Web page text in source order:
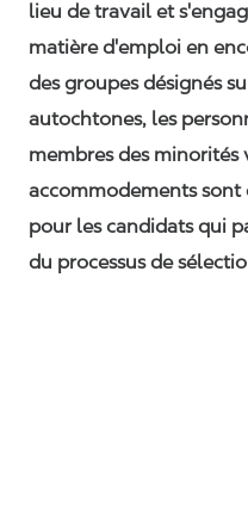
lieu de travail et
matière d'emploi en
des groupes désignés
autochtones, les
membres des minorités
accommodements sont
pour les candidats qui
du processus de